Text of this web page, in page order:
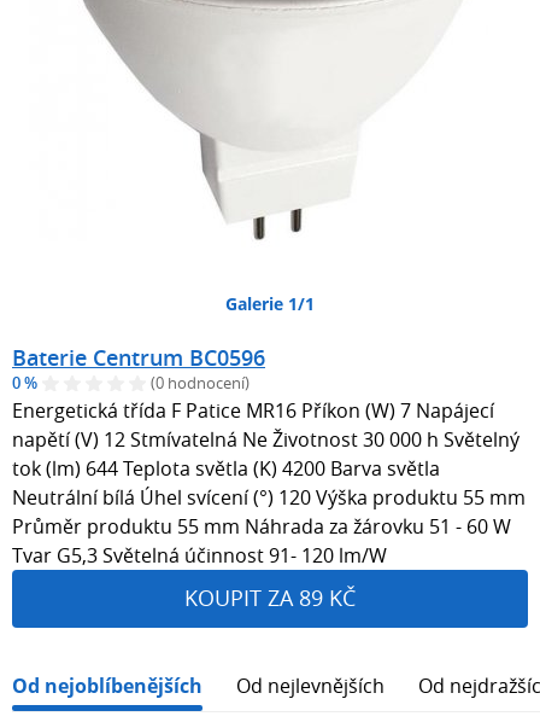
Galerie 1/1
Baterie Centrum BC0596
0 % (0 hodnocení)
Energetická třída F Patice MR16 Příkon (W) 7 Napájecí
napětí (V) 12 Stmívatelná Ne Životnost 30 000 h Světelný
tok (lm) 644 Teplota světla (K) 4200 Barva světla
Neutrální bílá Úhel svícení (°) 120 Výška produktu 55 mm
Průměr produktu 55 mm Náhrada za žárovku 51 - 60 W
Tvar G5,3 Světelná účinnost 91- 120 lm/W
KOUPIT ZA 89 KČ
Od nejoblíbenějších Od nejlevnějších Od